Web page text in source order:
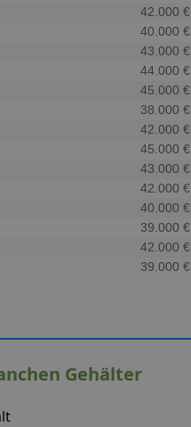
42.000 €
40.000 €
43.000 €
44.000 €
45.000 €
38.000 €
42.000 €
45.000 €
43.000 €
42.000 €
40.000 €
39.000 €
42.000 €
39.000 €
Gehälter